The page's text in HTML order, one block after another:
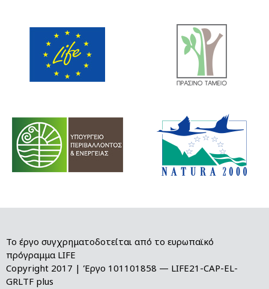
Το έργο συγχρηματοδοτείται από το ευρωπαϊκό
πρόγραμμα LIFE
Copyright 2017 | Έργο 101101858 — LIFE21-CAP-EL-
GRLTF plus